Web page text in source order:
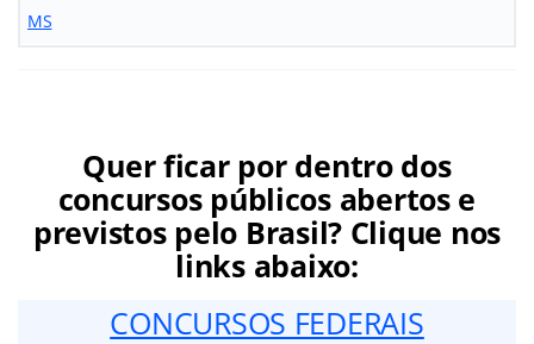
MS
Quer ficar por dentro dos
concursos públicos abertos e
previstos pelo Brasil? Clique nos
links abaixo:
CONCURSOS FEDERAIS